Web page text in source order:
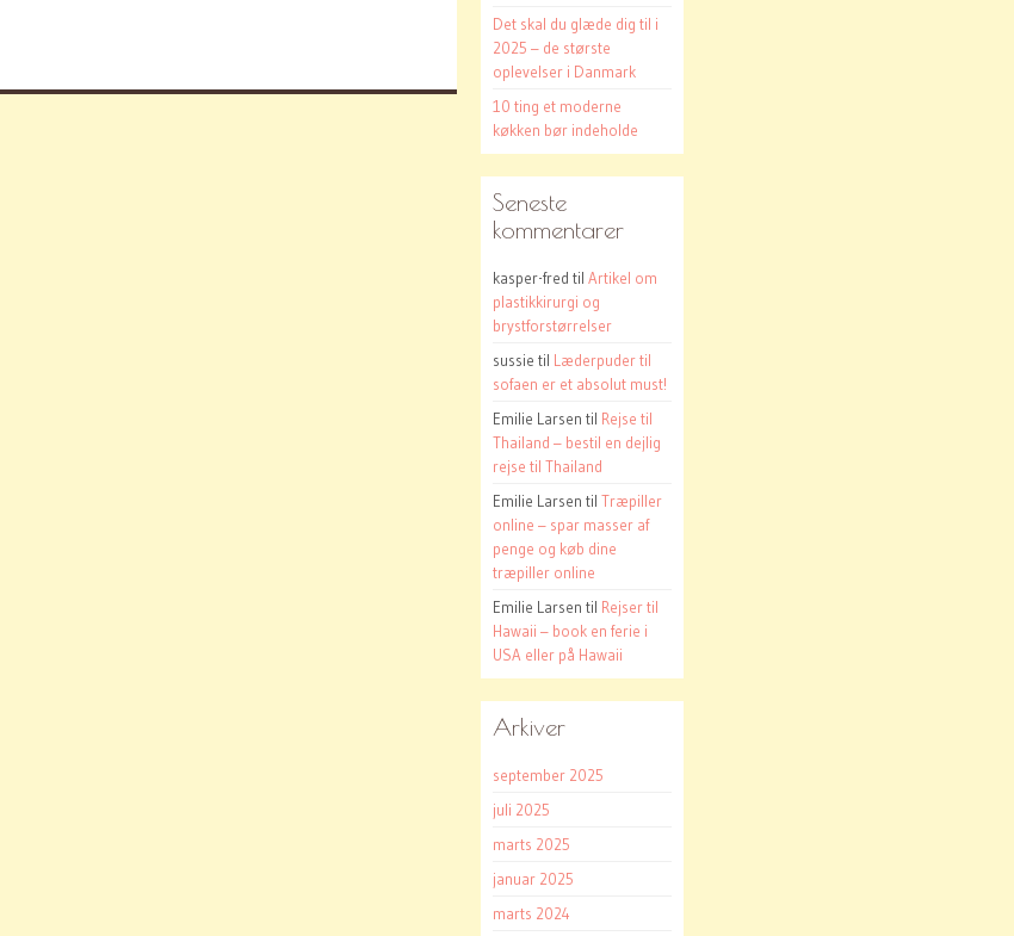
Det skal du glæde dig til i
2025 – de største
oplevelser i Danmark
10 ting et moderne
køkken bør indeholde
Seneste
kommentarer
kasper-fred til Artikel om
plastikkirurgi og
brystforstørrelser
sussie til Læderpuder til
sofaen er et absolut must!
Emilie Larsen til Rejse til
Thailand – bestil en dejlig
rejse til Thailand
Emilie Larsen til Træpiller
online – spar masser af
penge og køb dine
træpiller online
Emilie Larsen til Rejser til
Hawaii – book en ferie i
USA eller på Hawaii
Arkiver
september 2025
juli 2025
marts 2025
januar 2025
marts 2024